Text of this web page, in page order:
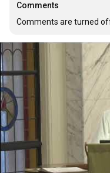
Comments
Comments are turned